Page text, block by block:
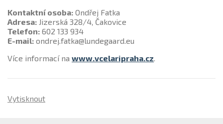
Kontaktní osoba: Ondřej Fatka
Adresa: Jizerská 328/4, Čakovice
Telefon: 602 133 934
E-mail: ondrej.fatka@lundegaard.eu
Více informací na www.vcelaripraha.cz.
Vytisknout